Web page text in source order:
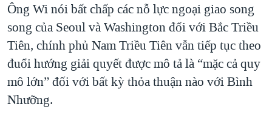
Ông Wi nói bất chấp các nỗ lực ngoại giao song
song của Seoul và Washington đối với Bắc Triều
Tiên, chính phủ Nam Triều Tiên vẫn tiếp tục theo
đuổi hướng giải quyết được mô tả là “mặc cả quy
mô lớn” đối với bất kỳ thỏa thuận nào với Bình
Nhưỡng.